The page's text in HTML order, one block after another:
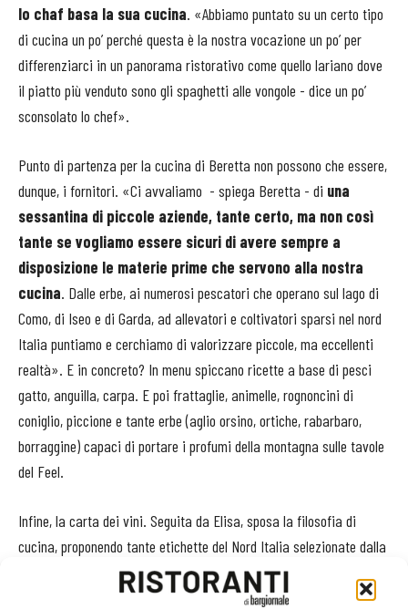
lo chaf basa la sua cucina. «Abbiamo puntato su un certo tipo
di cucina un po’ perché questa è la nostra vocazione un po’ per
differenziarci in un panorama ristorativo come quello lariano dove
il piatto più venduto sono gli spaghetti alle vongole - dice un po’
sconsolato lo chef».
Punto di partenza per la cucina di Beretta non possono che essere,
dunque, i fornitori. «Ci avvaliamo - spiega Beretta - di una
sessantina di piccole aziende, tante certo, ma non così
tante se vogliamo essere sicuri di avere sempre a
disposizione le materie prime che servono alla nostra
cucina. Dalle erbe, ai numerosi pescatori che operano sul lago di
Como, di Iseo e di Garda, ad allevatori e coltivatori sparsi nel nord
Italia puntiamo e cerchiamo di valorizzare piccole, ma eccellenti
realtà». E in concreto? In menu spiccano ricette a base di pesci
gatto,anguilla, carpa. E poi frattaglie, animelle, rognoncini di
coniglio, piccione e tante erbe (aglio orsino, ortiche, rabarbaro,
borraggine) capaci di portare i profumi della montagna sulle tavole
del Feel.
Infine, la carta dei vini. Seguita da Elisa, sposa la filosofia di
cucina, proponendo tante etichette del Nord Italia selezionate dalla
sommelier anche in base ai vitigni di partenza:se sono tipici
delle zone montane sono perfetti per la cantina del Feel